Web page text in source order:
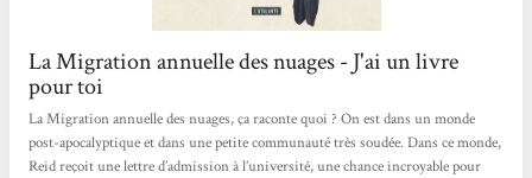
La Migration annuelle des nuages - J'ai un livre
pour toi
La Migration annuelle des nuages, ça raconte quoi ? On est dans un monde
post-apocalyptique et dans une petite communauté très soudée. Dans ce monde,
Reid reçoit une lettre d’admission à l’université, une chance incroyable pour